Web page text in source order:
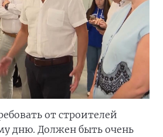
от строителей
дню. Должен быть очень